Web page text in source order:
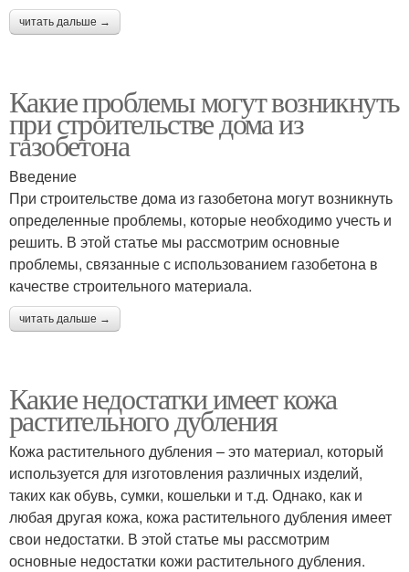
читать дальше →
Какие проблемы могут возникнуть
при строительстве дома из
газобетона
Введение
При строительстве дома из газобетона могут возникнуть
определенные проблемы, которые необходимо учесть и
решить. В этой статье мы рассмотрим основные
проблемы, связанные с использованием газобетона в
качестве строительного материала.
читать дальше →
Какие недостатки имеет кожа
растительного дубления
Кожа растительного дубления – это материал, который
используется для изготовления различных изделий,
таких как обувь, сумки, кошельки и т.д. Однако, как и
любая другая кожа, кожа растительного дубления имеет
свои недостатки. В этой статье мы рассмотрим
основные недостатки кожи растительного дубления.